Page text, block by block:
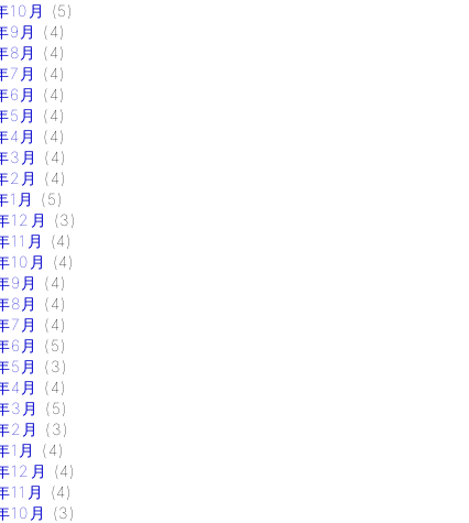
10月
(5)
9月
(4)
8月
(4)
7月
(4)
6月
(4)
5月
(4)
4月
(4)
3月
(4)
2月
(4)
1月
(5)
12月
(3)
11月
(4)
10月
(4)
9月
(4)
8月
(4)
7月
(4)
6月
(5)
5月
(3)
4月
(4)
3月
(5)
2月
(3)
1月
(4)
12月
(4)
11月
(4)
10月
(3)